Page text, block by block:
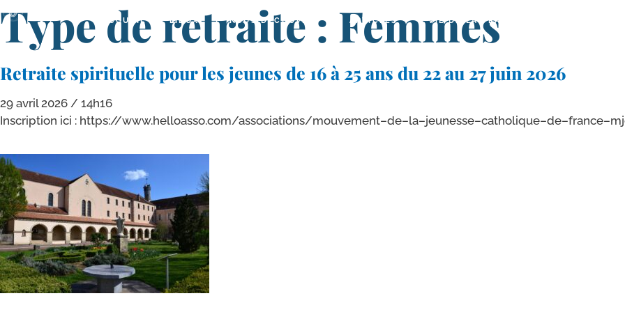
ACCUEIL LIEUX NOUS DÉCOUVRIR ARTICLES VIE DE LA TRADITION
Type de retraite : Femmes
Retraite spirituelle pour les jeunes de 16 à 25 ans du 22 au 27 juin 2026
29 avril 2026
14h16
Inscription ici : https://​www​.hel​loas​so​.com/​a​s​s​o​c​i​a​t​i​o​n​s​/​